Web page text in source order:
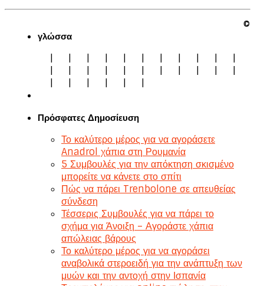
γλώσσα
| | | | | | | | | |
|
|
| | | | | | | | |
|
|
| | | | |
Πρόσφατες Δημοσίευση
Το καλύτερο μέρος για να αγοράσετε
Anadrol χάπια στη Ρουμανία
5 Συμβουλές για την απόκτηση σκισμένο
μπορείτε να κάνετε στο σπίτι
Πώς να πάρει Trenbolone σε απευθείας
σύνδεση
Τέσσερις Συμβουλές για να πάρει το
σχήμα για Άνοιξη – Αγοράστε χάπια
απώλειας βάρους
Το καλύτερο μέρος για να αγοράσει
αναβολικά στεροειδή για την ανάπτυξη των
μυών και την αντοχή στην Ισπανία
©